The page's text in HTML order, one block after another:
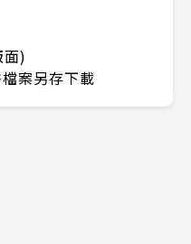
面)
案另存下載